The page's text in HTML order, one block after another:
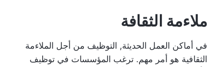
ملاءمة الثقافة
في أماكن العمل الحديثة, التوظيف من أجل الملاءمة
الثقافية هو أمر مهم. ترغب المؤسسات في توظيف